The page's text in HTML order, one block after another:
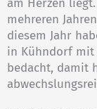
am Herzen
mehreren
diesem Jahr
in Kühndorf mit
bedacht, damit